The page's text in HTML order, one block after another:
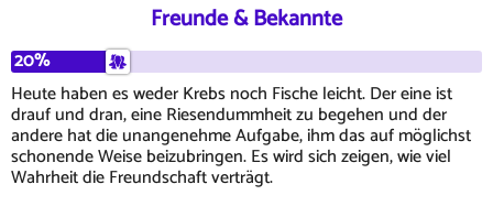
Freunde & Bekannte
20%
Heute haben es weder Krebs noch Fische leicht. Der eine ist
drauf und dran, eine Riesendummheit zu begehen und der
andere hat die unangenehme Aufgabe, ihm das auf möglichst
schonende Weise beizubringen. Es wird sich zeigen, wie viel
Wahrheit die Freundschaft verträgt.